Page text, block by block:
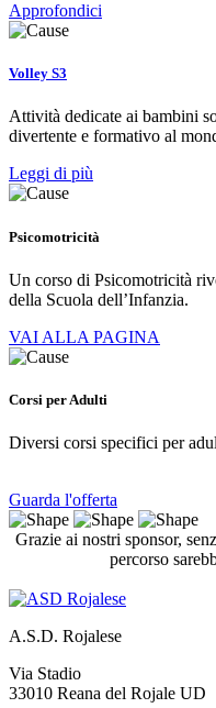
Approfondici
Volley S3
Attività dedicate ai bambini
divertente e formativo al
Leggi di più
Psicomotricità
Un corso di Psicomotricità
della Scuola dell’Infanzia.
VAI ALLA PAGINA
Corsi per Adulti
Diversi corsi specifici per
Guarda l'offerta
Grazie ai nostri sponsor,
percorso
A.S.D. Rojalese
Via Stadio
33010 Reana del Rojale UD